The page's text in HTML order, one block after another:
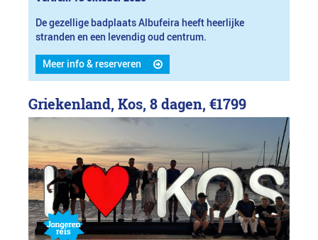
De gezellige badplaats Albufeira heeft heerlijke
stranden en een levendig oud centrum.
Meer info & reserveren
Griekenland, Kos, 8 dagen, €1799